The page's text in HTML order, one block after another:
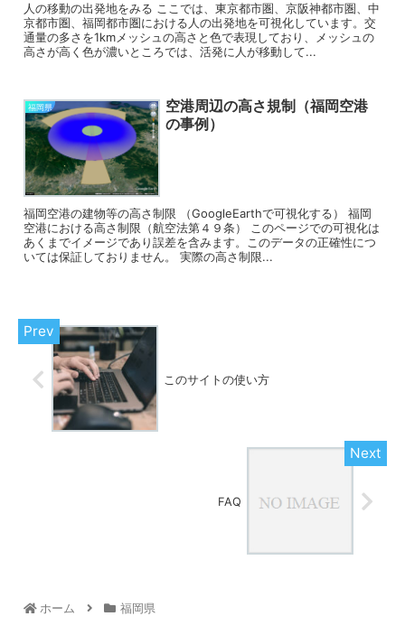
人の移動の出発地をみる ここでは、東京都市圏、京阪神都市圏、中
京都市圏、福岡都市圏における人の出発地を可視化しています。交
通量の多さを1kmメッシュの高さと色で表現しており、メッシュの
高さが高く色が濃いところでは、活発に人が移動して...
福岡県
空港周辺の高さ規制（福岡空港
の事例）
福岡空港の建物等の高さ制限 （GoogleEarthで可視化する） 福岡
空港における高さ制限（航空法第４９条） このページでの可視化は
あくまでイメージであり誤差を含みます。このデータの正確性につ
いては保証しておりません。 実際の高さ制限...
このサイトの使い方
FAQ
ホーム 福岡県